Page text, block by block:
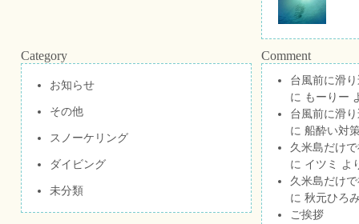
Category
お知らせ
その他
スノーケリング
ダイビング
未分類
Comment
台風前に滑
に もーりー
台風前に滑
に 船酔い対
久米島だけ
に イツミ よ
久米島だけ
に 秋元ひろ
ご挨拶